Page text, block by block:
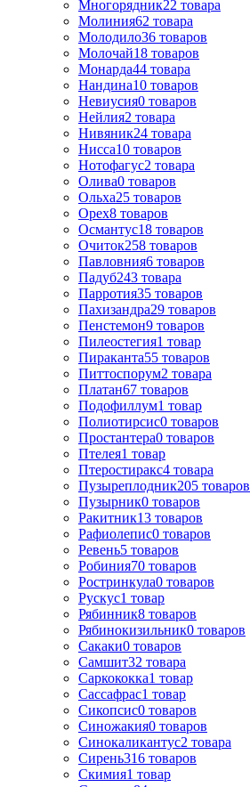
Многорядник22 товара
Молиния62 товара
Молодило36 товаров
Молочай18 товаров
Монарда44 товара
Нандина10 товаров
Невиусия0 товаров
Нейлия2 товара
Нивяник24 товара
Нисса10 товаров
Нотофагус2 товара
Олива0 товаров
Ольха25 товаров
Орех8 товаров
Османтус18 товаров
Очиток258 товаров
Павловния6 товаров
Падуб243 товара
Парротия35 товаров
Пахизандра29 товаров
Пенстемон9 товаров
Пилеостегия1 товар
Пираканта55 товаров
Питтоспорум2 товара
Платан67 товаров
Подофиллум1 товар
Полиотирсис0 товаров
Простантера0 товаров
Птелея1 товар
Птеростиракс4 товара
Пузыреплодник205 товаров
Пузырник0 товаров
Ракитник13 товаров
Рафиолепис0 товаров
Ревень5 товаров
Робиния70 товаров
Ростринкула0 товаров
Рускус1 товар
Рябинник8 товаров
Рябинокизильник0 товаров
Сакаки0 товаров
Самшит32 товара
Саркококка1 товар
Сассафрас1 товар
Сикопсис0 товаров
Синожакия0 товаров
Синокаликантус2 товара
Сирень316 товаров
Скимия1 товар